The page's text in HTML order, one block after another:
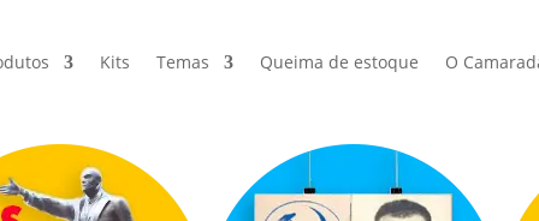
Kits Temas Queima de estoque O